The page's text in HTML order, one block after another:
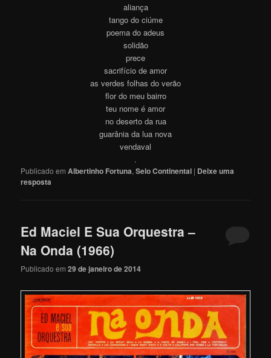
aliança
tango do ciúme
poema do adeus
solidão
prece
sacrifício de amor
as verdes folhas do verão
flor do meu bairro
teu nome é amor
no deserto da rua
guarânia da lua nova
vendaval
.
Publicado em Albertinho Fortuna,Selo Continental | Deixe uma
resposta
Ed Maciel E Sua Orquestra –
Na Onda (1966)
Publicado em29 de janeiro de 2014